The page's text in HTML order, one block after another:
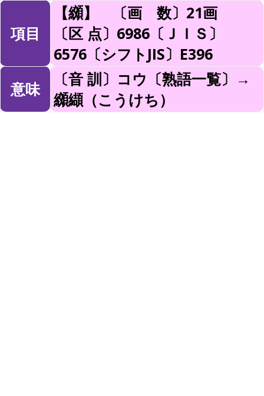
項目
【纐】 〔画 数〕21画
〔区 点〕6986〔ＪＩＳ〕
6576〔シフトJIS〕E396
意味
〔音 訓〕コウ〔熟語一覧〕→
纐纈（こうけち）